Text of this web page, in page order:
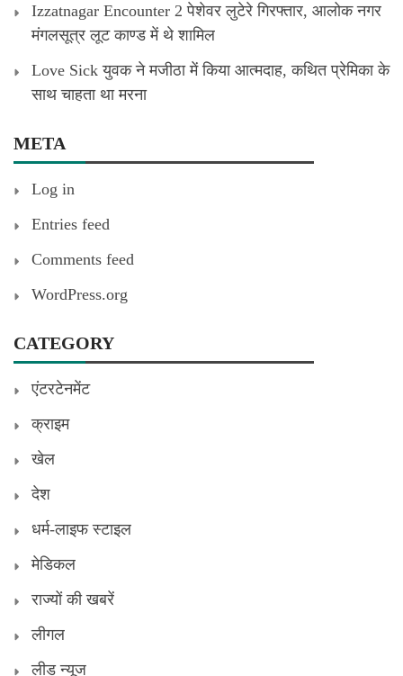
Izzatnagar Encounter 2 पेशेवर लुटेरे गिरफ्तार, आलोक नगर
मंगलसूत्र लूट काण्‍ड में थे शामिल
Love Sick युवक ने मजीठा में किया आत्मदाह, कथित प्रेमिका के
साथ चाहता था मरना
META
Log in
Entries feed
Comments feed
WordPress.org
CATEGORY
एंटरटेनमेंट
क्राइम
खेल
देश
धर्म-लाइफ स्टाइल
मेडिकल
राज्यों की खबरें
लीगल
लीड न्यूज